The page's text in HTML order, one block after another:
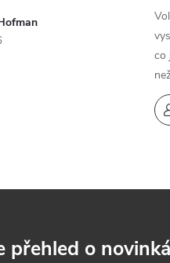
co
přehled o